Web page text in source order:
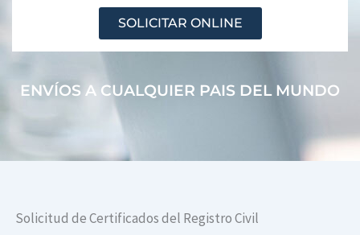
SOLICITAR ONLINE
ENVÍOS A CUALQUIER PAIS DEL MUNDO
Solicitud de Certificados del Registro Civil